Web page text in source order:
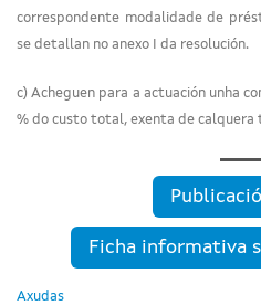
correspondente modalidade de
se detallan no anexo I da resolución.
c) Acheguen para a actuación unha
% do custo total, exenta de calquera
Ficha informativa
Axudas